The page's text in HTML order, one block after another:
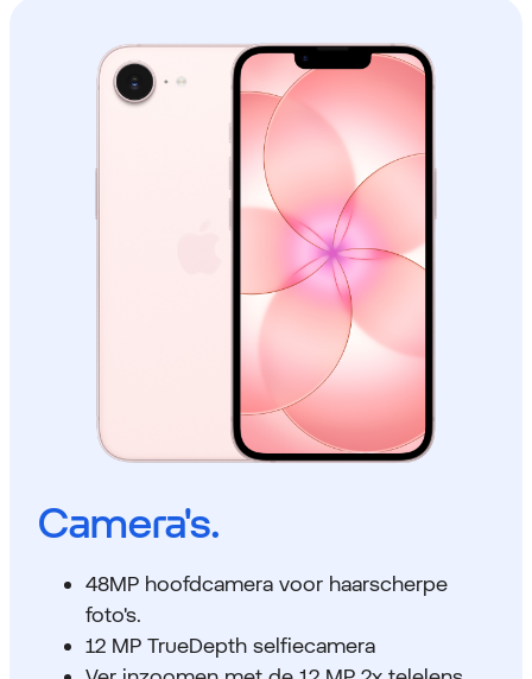
Camera's.
48MP hoofdcamera voor haarscherpe
foto's.
12 MP TrueDepth selfiecamera